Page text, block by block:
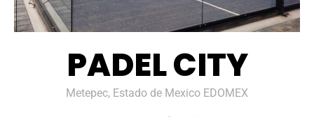
PADEL CITY
Metepec, Estado de Mexico EDOMEX